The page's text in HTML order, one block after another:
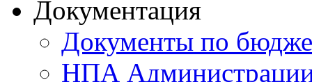
Документация
Документы по
НПА